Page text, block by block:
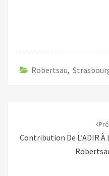
Robertsau,
Contribution De L’ADIR À